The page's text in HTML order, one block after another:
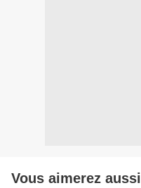
Vous aimerez aussi